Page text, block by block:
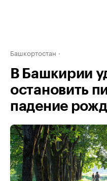
Башкортостан
В Башкирии
остановить
падение